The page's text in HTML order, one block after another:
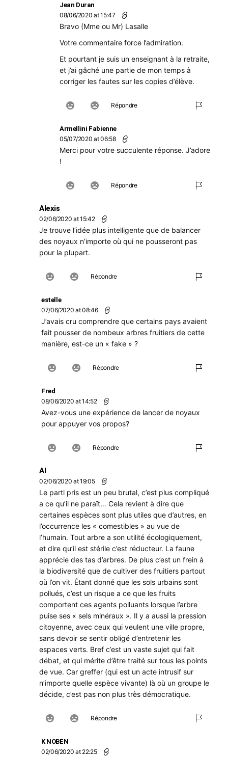
Jean Duran
08/06/2020 at 15:47
Bravo (Mme ou Mr) Lasalle
Votre commentaire force l’admiration.
Et pourtant je suis un enseignant à la retraite,
et j’ai gâché une partie de mon temps à
corriger les fautes sur les copies d’élève.
Répondre
Armellini Fabienne
05/07/2020 at 06:58
Merci pour votre succulente réponse. J’adore
!
Répondre
Alexis
02/06/2020 at 15:42
Je trouve l’idée plus intelligente que de balancer
des noyaux n’importe où qui ne pousseront pas
pour la plupart.
Répondre
estelle
07/06/2020 at 08:46
J’avais cru comprendre que certains pays avaient
fait pousser de nombeux arbres fruitiers de cette
manière, est-ce un « fake » ?
Répondre
Fred
08/06/2020 at 14:52
Avez-vous une expérience de lancer de noyaux
pour appuyer vos propos?
Répondre
Al
02/06/2020 at 19:05
Le parti pris est un peu brutal, c’est plus compliqué
a ce qu’il ne paraît… Cela revient à dire que
certaines espèces sont plus utiles que d’autres, en
l’occurrence les « comestibles » au vue de
l’humain. Tout arbre a son utilité écologiquement,
et dire qu’il est stérile c’est réducteur. La faune
apprécie des tas d’arbres. De plus c’est un frein à
la biodiversité que de cultiver des fruitiers partout
où l’on vit. Étant donné que les sols urbains sont
pollués, c’est un risque a ce que les fruits
comportent ces agents polluants lorsque l’arbre
puise ses « sels minéraux ». Il y a aussi la pression
citoyenne, avec ceux qui veulent une ville propre,
sans devoir se sentir obligé d’entretenir les
espaces verts. Bref c’est un vaste sujet qui fait
débat, et qui mérite d’être traité sur tous les points
de vue. Car greffer (qui est un acte intrusif sur
n’importe quelle espèce vivante) là où un groupe le
décide, c’est pas non plus très démocratique.
Répondre
K NOBEN
02/06/2020 at 22:25